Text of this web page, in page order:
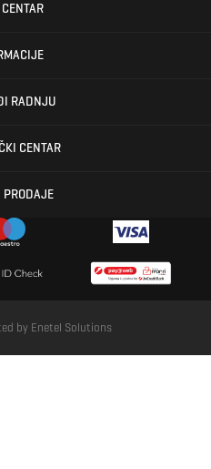
RADNJU
CENTAR
PRODAJE
by Enetel Solutions